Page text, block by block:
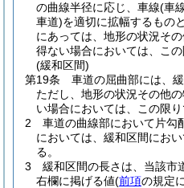
の曲線半径に応じ、車線(車
車道)を適切に拡幅するもの
にあっては、地形の状況そ
得ない場合においては、この
(緩和区間)
第19条
車道の屈曲部には、
ただし、地形の状況その他
い場合においては、この限り
2
車道の曲線部において片勾
においては、緩和区間にお
る。
3
緩和区間の長さは、当該市
右欄に掲げる値(前項の規定